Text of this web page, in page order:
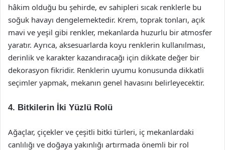
hâkim olduğu bu şehirde, ev sahipleri sıcak renklerle bu
soğuk havayı dengelemektedir. Krem, toprak tonları, açık
mavi ve yeşil gibi renkler, mekanlarda huzurlu bir atmosfer
yaratır. Ayrıca, aksesuarlarda koyu renklerin kullanılması,
derinlik ve karakter kazandıracağı için dikkate değer bir
dekorasyon fikridir. Renklerin uyumu konusunda dikkatli
seçimler yapmak, mekanın genel havasını belirleyecektir.
4. Bitkilerin İki Yüzlü Rolü
Ağaçlar, çiçekler ve çeşitli bitki türleri, iç mekanlardaki
canlılığı ve doğaya yakınlığı artırmada önemli bir rol